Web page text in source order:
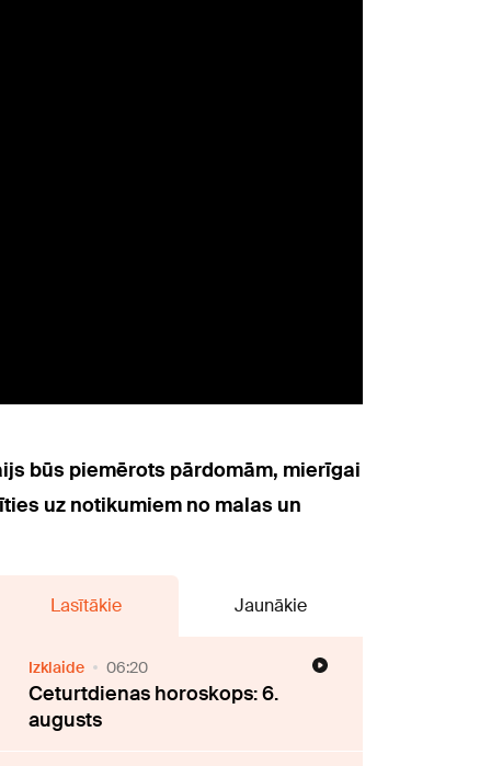
būs piemērots pārdomām, mierīgai
uz notikumiem no malas un
Lasītākie Jaunākie
Izklaide 06:20
Ceturtdienas horoskops: 6.
augusts